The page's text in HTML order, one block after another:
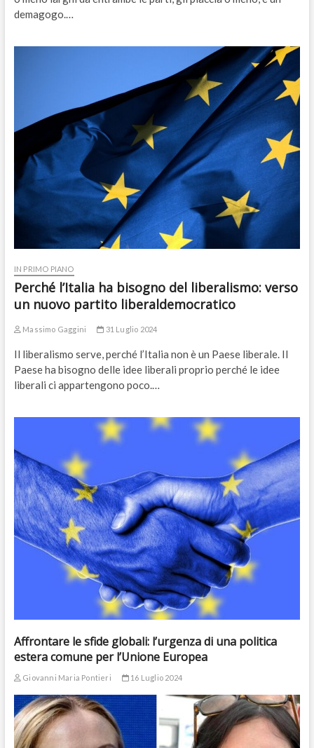
demagogo.…
IN PRIMO PIANO
Perché l’Italia ha bisogno del liberalismo: verso
un nuovo partito liberaldemocratico
Massimo Gaggini 31 Luglio 2024
Il liberalismo serve, perché l’Italia non è un Paese liberale. Il
Paese ha bisogno delle idee liberali proprio perché le idee
liberali ci appartengono poco.…
Affrontare le sfide globali: l’urgenza di una politica
estera comune per l’Unione Europea
Giovanni Maria Pontieri 16 Luglio 2024